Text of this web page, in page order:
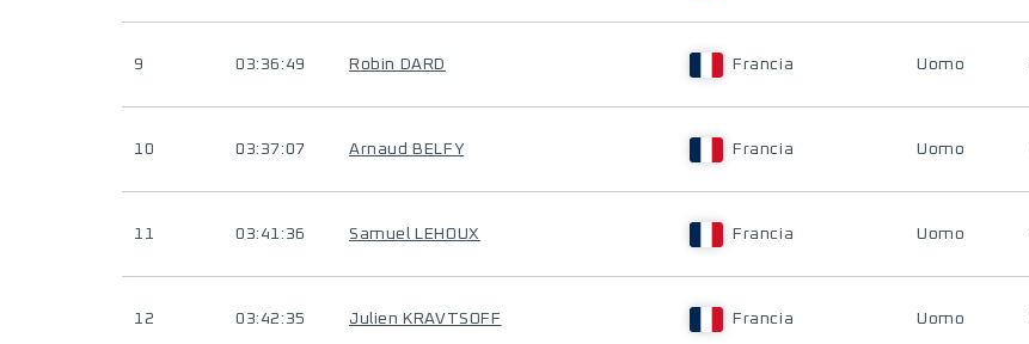
9 03:36:49 Robin DARD Francia Uomo
10 03:37:07 Arnaud BELFY Francia Uomo
11 03:41:36 Samuel LEHOUX Francia Uomo
12 03:42:35 Julien KRAVTSOFF Francia Uomo